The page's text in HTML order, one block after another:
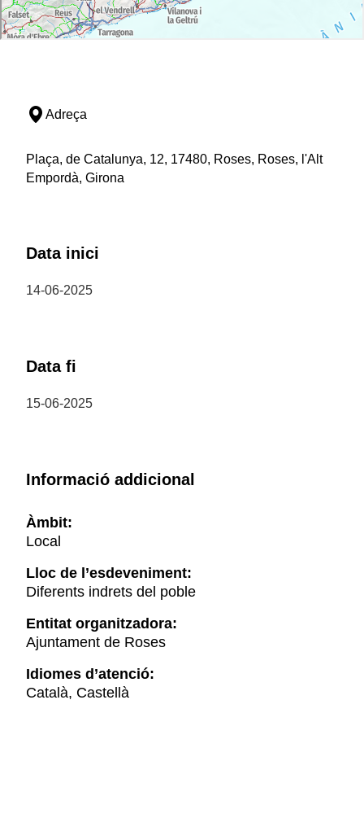
Adreça
Plaça, de Catalunya, 12, 17480, Roses, Roses, l'Alt
Empordà, Girona
Data inici
14-06-2025
Data fi
15-06-2025
Informació addicional
Àmbit:
Local
Lloc de l’esdeveniment:
Diferents indrets del poble
Entitat organitzadora:
Ajuntament de Roses
Idiomes d’atenció:
Català, Castellà